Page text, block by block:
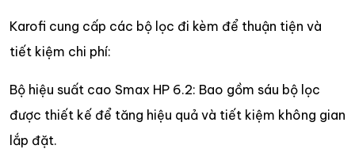
Karofi cung cấp các bộ lọc đi kèm để thuận tiện và
tiết kiệm chi phí:​
Bộ hiệu suất cao Smax HP 6.2: Bao gồm sáu bộ lọc
được thiết kế để tăng hiệu quả và tiết kiệm không gian
lắp đặt.​